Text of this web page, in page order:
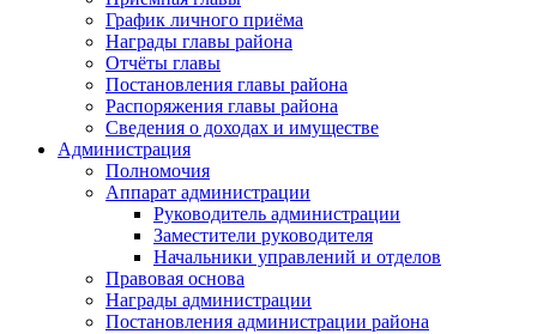
График личного приёма
Награды главы района
Отчёты главы
Постановления главы района
Распоряжения главы района
Сведения о доходах и имуществе
Администрация
Полномочия
Аппарат администрации
Руководитель администрации
Заместители руководителя
Начальники управлений и отделов
Правовая основа
Награды администрации
Постановления администрации района